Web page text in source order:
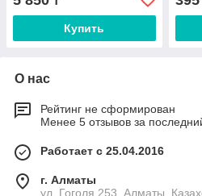
Купить
О нас
Рейтинг не сформирован
Менее 5 отзывов за
Работает с 25.04.2016
г. Алматы
ул. Гоголя 253, Алматы,